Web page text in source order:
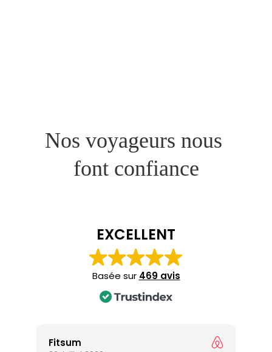
Nos voyageurs nous
font confiance